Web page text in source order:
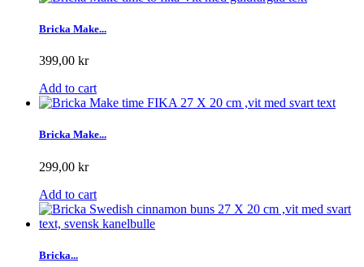
Bricka Make...
399,00 kr
Add to cart
Bricka Make...
299,00 kr
Add to cart
Bricka...